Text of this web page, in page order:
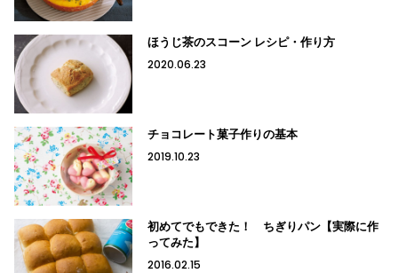
ほうじ茶のスコーン レシピ・作り方
2020.06.23
チョコレート菓子作りの基本
2019.10.23
初めてでもできた！ ちぎりパン【実際に作
ってみた】
2016.02.15